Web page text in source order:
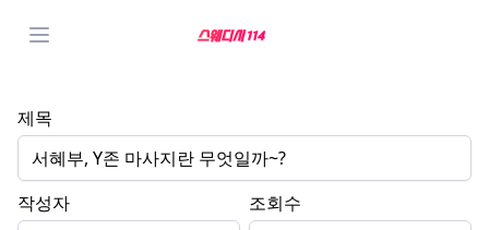
제목
서혜부, Y존 마사지란 무엇일까~?
작성자
조회수